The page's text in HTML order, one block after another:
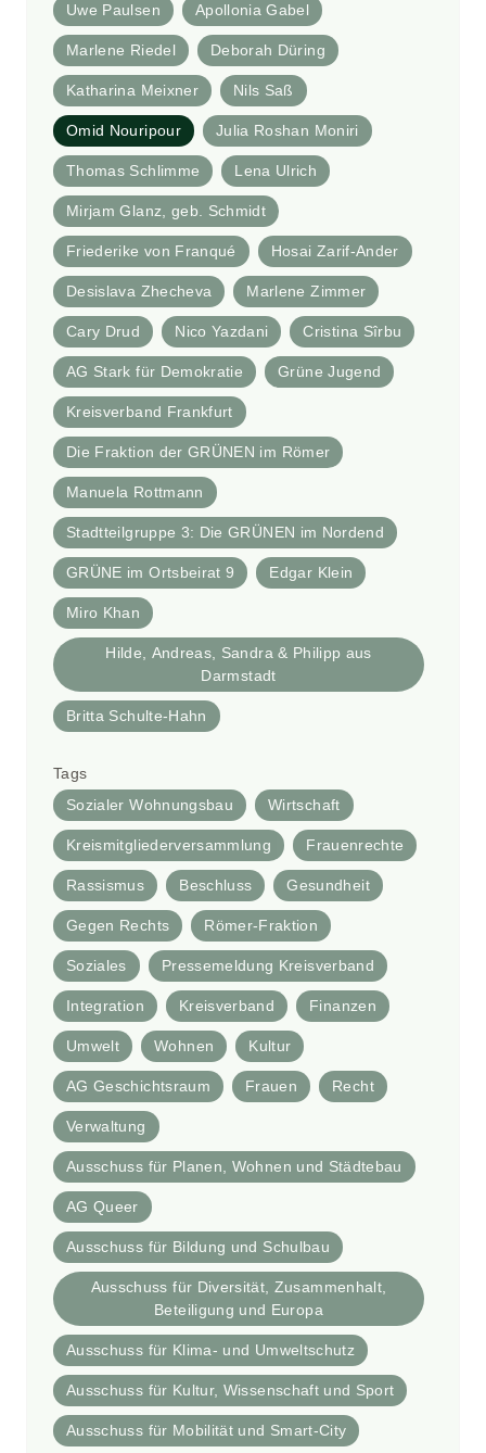
Uwe Paulsen Apollonia Gabel
Marlene Riedel Deborah Düring
Katharina Meixner Nils Saß
Omid Nouripour Julia Roshan Moniri
Thomas Schlimme Lena Ulrich
Mirjam Glanz, geb. Schmidt
Friederike von Franqué Hosai Zarif-Ander
Desislava Zhecheva Marlene Zimmer
Cary Drud Nico Yazdani Cristina Sîrbu
AG Stark für Demokratie Grüne Jugend
Kreisverband Frankfurt
Die Fraktion der GRÜNEN im Römer
Manuela Rottmann
Stadtteilgruppe 3: Die GRÜNEN im Nordend
GRÜNE im Ortsbeirat 9 Edgar Klein
Miro Khan
Hilde, Andreas, Sandra & Philipp aus
Darmstadt
Britta Schulte-Hahn
Tags
Sozialer Wohnungsbau
Wirtschaft
Kreismitgliederversammlung Frauenrechte
Rassismus Beschluss Gesundheit
Gegen Rechts Römer-Fraktion
Soziales Pressemeldung Kreisverband
Integration Kreisverband Finanzen
Umwelt Wohnen Kultur
AG Geschichtsraum Frauen Recht
Verwaltung
Ausschuss für Planen, Wohnen und Städtebau
AG Queer
Ausschuss für Bildung und Schulbau
Ausschuss für Diversität, Zusammenhalt,
Beteiligung und Europa
Ausschuss für Klima- und Umweltschutz
Ausschuss für Kultur, Wissenschaft und Sport
Ausschuss für Mobilität und Smart-City